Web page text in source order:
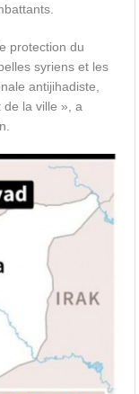
protection du
syriens et les
antijihadiste,
de la ville », a